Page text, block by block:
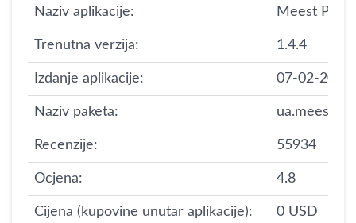
Naziv aplikacije: Meest
Trenutna verzija: 1.4.4
Izdanje aplikacije: 07-02-2020
Naziv paketa:
Recenzije: 55934
Ocjena: 4.8
Cijena (kupovine unutar aplikacije): 0 USD